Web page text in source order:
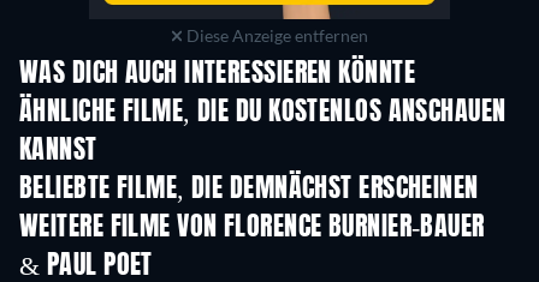
Diese Anzeige entfernen
WAS DICH AUCH INTERESSIEREN KÖNNTE
ÄHNLICHE FILME, DIE DU KOSTENLOS ANSCHAUEN
KANNST
BELIEBTE FILME, DIE DEMNÄCHST ERSCHEINEN
WEITERE FILME VON FLORENCE BURNIER-BAUER
& PAUL POET